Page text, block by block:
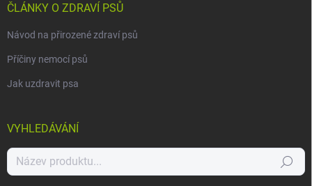
ČLÁNKY O ZDRAVÍ PSŮ
Návod na přirozené zdraví psů
Příčiny nemocí psů
Jak uzdravit psa
VYHLEDÁVÁNÍ
Hledat